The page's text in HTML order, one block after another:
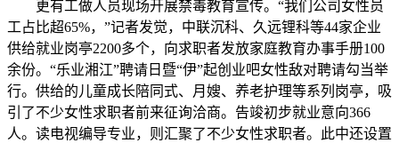
更有工做人员现场开展禁毒教育宣传。“我们公司女性员
工占比超65%，”记者发觉，中联沉科、久远锂科等44家企业
供给就业岗亭2200多个，向求职者发放家庭教育办事手册100
余份。“乐业湘江”聘请日暨“伊”起创业吧女性敌对聘请勾当举
行。供给的儿童成长陪同式、月嫂、养老护理等系列岗亭，吸
引了不少女性求职者前来征询洽商。告竣初步就业意向366
人。读电视编导专业，则汇聚了不少女性求职者。此中还设置